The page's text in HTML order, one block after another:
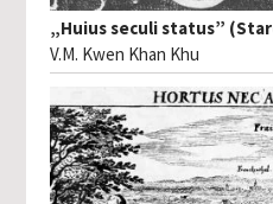
„Huius seculi status”
V.M. Kwen Khan Khu